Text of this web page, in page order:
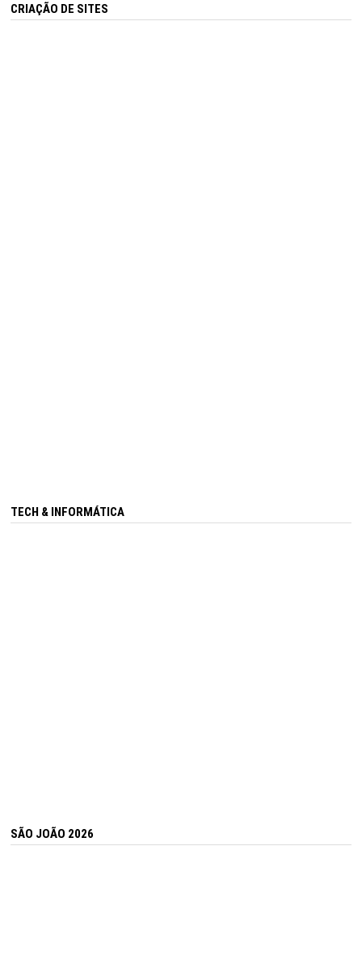
CRIAÇÃO DE SITES
TECH & INFORMÁTICA
SÃO JOÃO 2026